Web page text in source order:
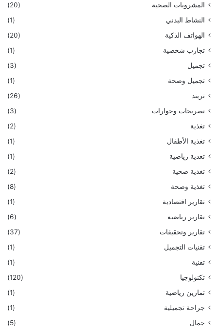
المشروبات الصحية
(20)
النشاط البدني
(1)
الهواتف الذكية
(20)
تجارب شخصية
(1)
تجميل
(3)
تجميل وصحة
(1)
تريند
(26)
تصريحات وحوارات
(3)
تغذية
(2)
تغذية الأطفال
(1)
تغذية رياضية
(1)
تغذية صحية
(2)
تغذية وصحة
(8)
تقارير اقتصادية
(1)
تقارير رياضية
(6)
تقارير وتحقيقات
(37)
تقنيات التجميل
(1)
تقنية
(1)
تكنولوجيا
(120)
تمارين رياضية
(1)
جراحة تجميلية
(1)
جمال
(5)